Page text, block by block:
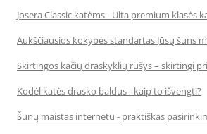
Josera Classic katėms - Ulta premium klasės
Aukščiausios kokybės standartas Jūsų šuns
Skirtingos kačių draskyklių rūšys – skirtingi
Kodėl katės drasko baldus - kaip to išvengti?
Šunų maistas internetu - praktiškas